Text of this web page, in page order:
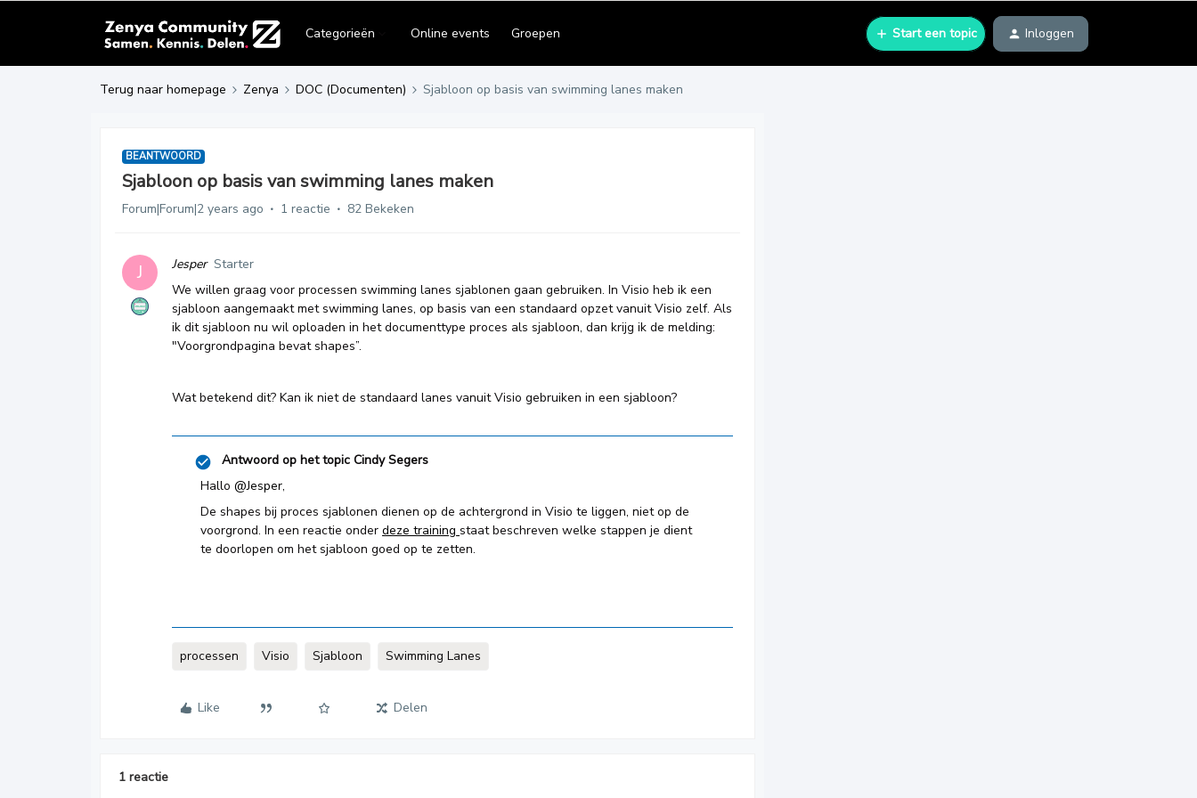
Categorieën Online events Groepen Start een topic Inloggen
Terug naar homepage Zenya DOC (Documenten) Sjabloon op basis van swimming lanes maken
BEANTWOORD
Sjabloon op basis van swimming lanes maken
Forum|Forum|2 years ago 1 reactie 82 Bekeken
J Jesper Starter
We willen graag voor processen swimming lanes sjablonen gaan gebruiken. In Visio heb ik een
sjabloon aangemaakt met swimming lanes, op basis van een standaard opzet vanuit Visio zelf. Als
ik dit sjabloon nu wil oploaden in het documenttype proces als sjabloon, dan krijg ik de melding:
"Voorgrondpagina bevat shapes”.
Wat betekend dit? Kan ik niet de standaard lanes vanuit Visio gebruiken in een sjabloon?
Antwoord op het topic Cindy Segers
Hallo @Jesper,
De shapes bij proces sjablonen dienen op de achtergrond in Visio te liggen, niet op de
voorgrond. In een reactie onder deze training staat beschreven welke stappen je dient
te doorlopen om het sjabloon goed op te zetten.
processen Visio Sjabloon Swimming Lanes
Like Delen
1 reactie